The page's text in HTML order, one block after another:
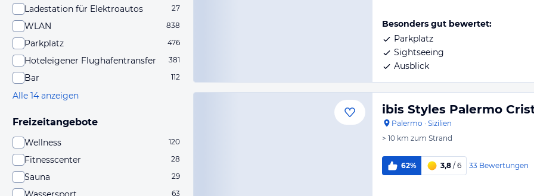
Ladestation für Elektroautos 27
WLAN 838
Parkplatz 476
Hoteleigener Flughafentransfer 381
Bar 112
Alle 14 anzeigen
Freizeitangebote
Wellness 120
Fitnesscenter 28
Sauna 29
63
Besonders gut bewertet:
Parkplatz
Sightseeing
Ausblick
ibis Styles Palermo
Palermo · Sizilien
> 10 km zum Strand
62% 3,8 / 6 33 Bewertungen